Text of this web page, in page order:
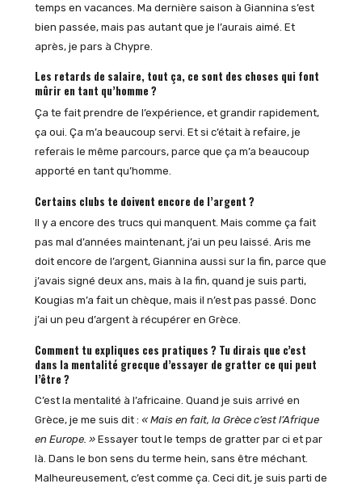
temps en vacances. Ma dernière saison à Giannina s’est
bien passée, mais pas autant que je l’aurais aimé. Et
après, je pars à Chypre.
Les retards de salaire, tout ça, ce sont des choses qui font
mûrir en tant qu’homme ?
Ça te fait prendre de l’expérience, et grandir rapidement,
ça oui. Ça m’a beaucoup servi. Et si c’était à refaire, je
referais le même parcours, parce que ça m’a beaucoup
apporté en tant qu’homme.
Certains clubs te doivent encore de l’argent ?
Il y a encore des trucs qui manquent. Mais comme ça fait
pas mal d’années maintenant, j’ai un peu laissé. Aris me
doit encore de l’argent, Giannina aussi sur la fin, parce que
j’avais signé deux ans, mais à la fin, quand je suis parti,
Kougias m’a fait un chèque, mais il n’est pas passé. Donc
j’ai un peu d’argent à récupérer en Grèce.
Comment tu expliques ces pratiques ? Tu dirais que c’est
dans la mentalité grecque d’essayer de gratter ce qui peut
l’être ?
C’est la mentalité à l’africaine. Quand je suis arrivé en
Grèce, je me suis dit : « Mais en fait, la Grèce c’est l’Afrique
en Europe. »Essayer tout le temps de gratter par ci et par
là. Dans le bon sens du terme hein, sans être méchant.
Malheureusement, c’est comme ça. Ceci dit, je suis parti de